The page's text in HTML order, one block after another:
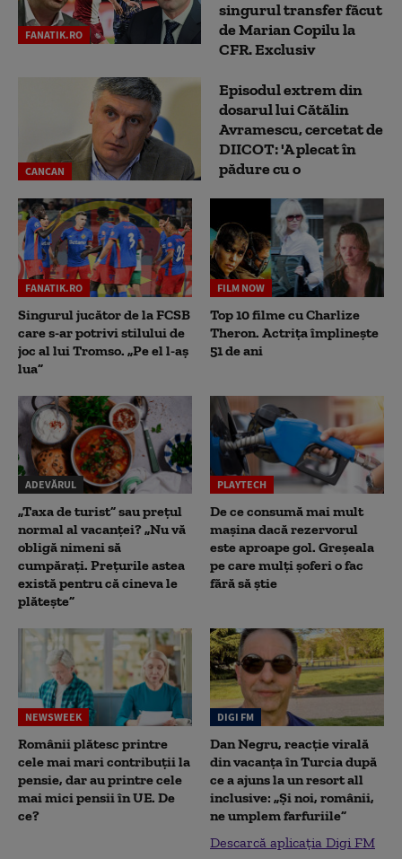
FANATIK.RO
singurul transfer făcut
de Marian Copilu la
CFR. Exclusiv
CANCAN
Episodul extrem din
dosarul lui Cătălin
Avramescu, cercetat de
DIICOT: 'A plecat în
pădure cu o
FANATIK.RO
Singurul jucător de la FCSB
care s-ar potrivi stilului de
joc al lui Tromso. „Pe el l-aș
lua”
FILM NOW
Top 10 filme cu Charlize
Theron. Actrița împlinește
51 de ani
ADEVĂRUL
„Taxa de turist” sau prețul
normal al vacanței? „Nu vă
obligă nimeni să
cumpărați. Prețurile astea
există pentru că cineva le
plătește”
PLAYTECH
De ce consumă mai mult
mașina dacă rezervorul
este aproape gol. Greșeala
pe care mulți șoferi o fac
fără să știe
NEWSWEEK
Românii plătesc printre
cele mai mari contribuții la
pensie, dar au printre cele
mai mici pensii în UE. De
ce?
DIGI FM
Dan Negru, reacție virală
din vacanța în Turcia după
ce a ajuns la un resort all
inclusive: „Și noi, românii,
ne umplem farfuriile”
Descarcă aplicația Digi FM